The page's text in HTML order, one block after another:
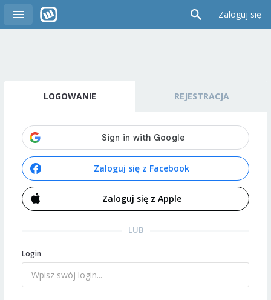
Zaloguj się
LOGOWANIE REJESTRACJA
Zaloguj się z Facebook
Zaloguj się z Apple
LUB
Login